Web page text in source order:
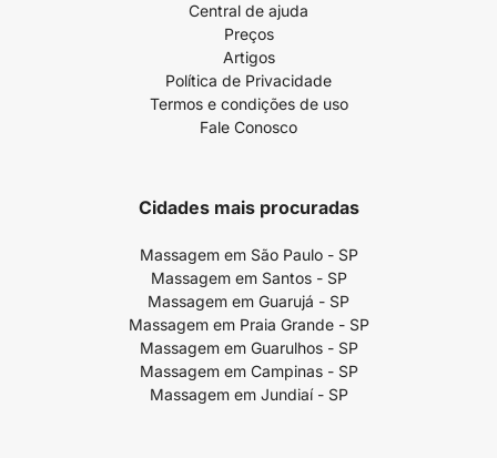
Central de ajuda
Preços
Artigos
Política de Privacidade
Termos e condições de uso
Fale Conosco
Cidades mais procuradas
Massagem em São Paulo - SP
Massagem em Santos - SP
Massagem em Guarujá - SP
Massagem em Praia Grande - SP
Massagem em Guarulhos - SP
Massagem em Campinas - SP
Massagem em Jundiaí - SP